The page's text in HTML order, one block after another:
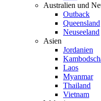
Australien und
Outback
Queensland
Neuseeland
Asien
Jordanien
Laos
Myanmar
Thailand
Vietnam